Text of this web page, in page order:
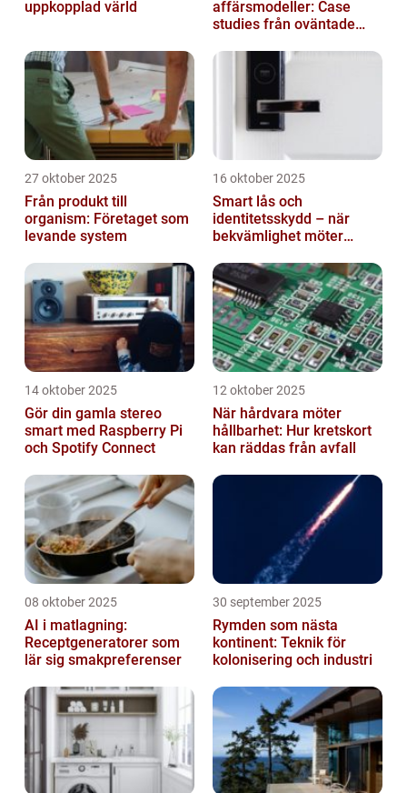
uppkopplad värld
affärsmodeller: Case
studies från oväntade
27 oktober 2025
Från produkt till
organism: Företaget som
levande system
16 oktober 2025
Smart lås och
identitetsskydd – när
bekvämlighet möter
14 oktober 2025
Gör din gamla stereo
smart med Raspberry Pi
och Spotify Connect
12 oktober 2025
När hårdvara möter
hållbarhet: Hur kretskort
kan räddas från avfall
08 oktober 2025
AI i matlagning:
Receptgeneratorer som
lär sig smakpreferenser
30 september 2025
Rymden som nästa
kontinent: Teknik för
kolonisering och industri